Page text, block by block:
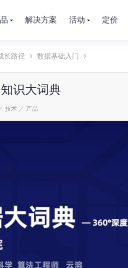
解决方案 活动 定价
长路径 数据基础入门
识大词典
技术 ／ 产品